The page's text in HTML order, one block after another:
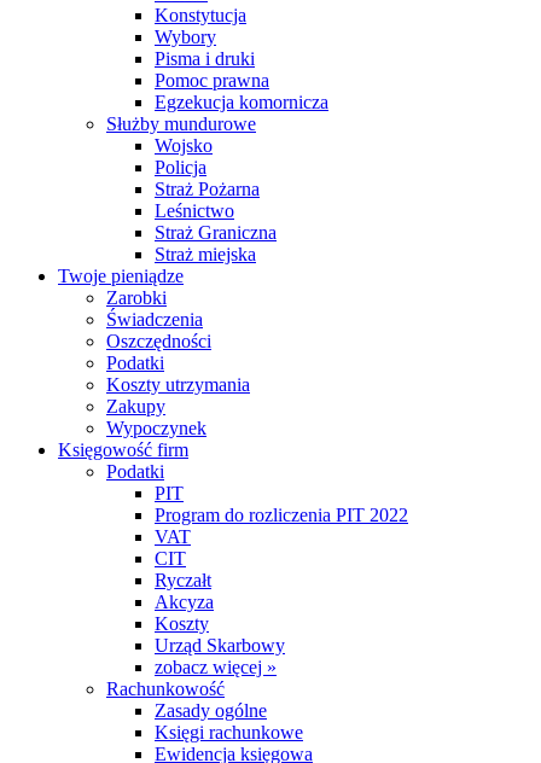
Konstytucja
Wybory
Pisma i druki
Pomoc prawna
Egzekucja komornicza
Służby mundurowe
Wojsko
Policja
Straż Pożarna
Leśnictwo
Straż Graniczna
Straż miejska
Twoje pieniądze
Zarobki
Świadczenia
Oszczędności
Podatki
Koszty utrzymania
Zakupy
Wypoczynek
Księgowość firm
Podatki
PIT
Program do rozliczenia PIT 2022
VAT
CIT
Ryczałt
Akcyza
Koszty
Urząd Skarbowy
zobacz więcej »
Rachunkowość
Zasady ogólne
Księgi rachunkowe
Ewidencja księgowa